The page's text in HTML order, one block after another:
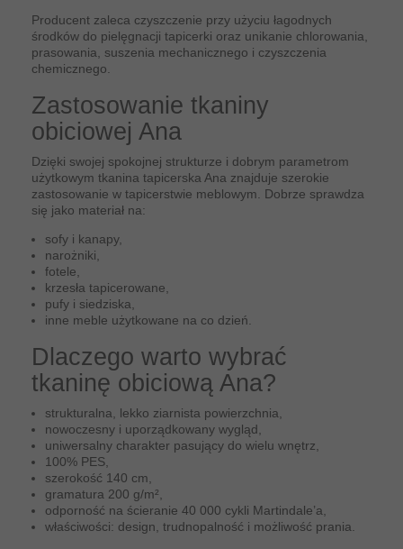
Producent zaleca czyszczenie przy użyciu łagodnych
środków do pielęgnacji tapicerki oraz unikanie chlorowania,
prasowania, suszenia mechanicznego i czyszczenia
chemicznego.
Zastosowanie tkaniny
obiciowej Ana
Dzięki swojej spokojnej strukturze i dobrym parametrom
użytkowym tkanina tapicerska Ana znajduje szerokie
zastosowanie w tapicerstwie meblowym. Dobrze sprawdza
się jako materiał na:
sofy i kanapy,
narożniki,
fotele,
krzesła tapicerowane,
pufy i siedziska,
inne meble użytkowane na co dzień.
Dlaczego warto wybrać
tkaninę obiciową Ana?
strukturalna, lekko ziarnista powierzchnia,
nowoczesny i uporządkowany wygląd,
uniwersalny charakter pasujący do wielu wnętrz,
100% PES,
szerokość 140 cm,
gramatura 200 g/m²,
odporność na ścieranie 40 000 cykli Martindale’a,
właściwości: design, trudnopalność i możliwość prania.